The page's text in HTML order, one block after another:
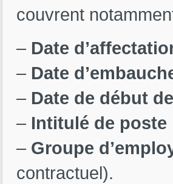
couvrent
– Date
– Date
– Date de début
– Intitulé de poste
– Groupe
contractuel).